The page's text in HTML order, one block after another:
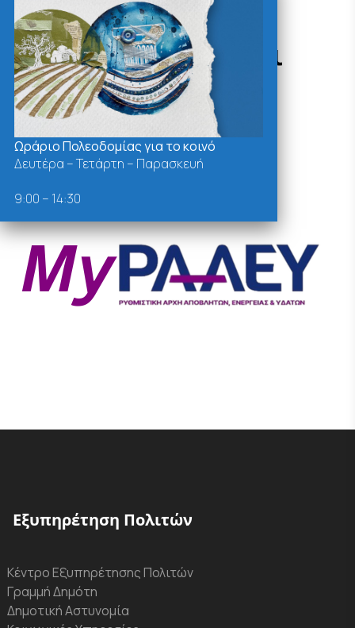
Δράσεις - Χρήσιμοι
Σύνδεσμοι
Εξυπηρέτηση Πολιτών
Κέντρο Εξυπηρέτησης Πολιτών
Γραμμή Δημότη
Δημοτική Αστυνομία
Ωράριο Πολεοδομίας για το κοινό
Δευτέρα – Τετάρτη – Παρασκευή
9:00 – 14:30